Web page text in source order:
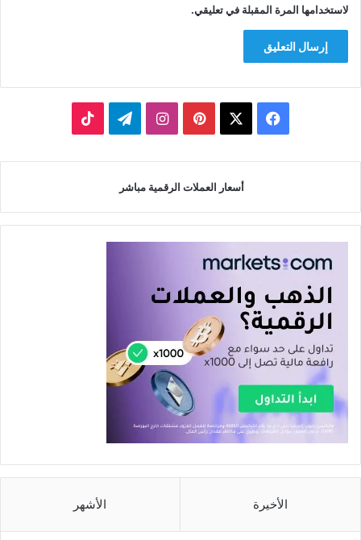
لاستخدامها المرة المقبلة في تعليقي.
فيسبوك بينتيريستانستقرامتيلقرام
أسعار العملات الرقمية مباشر
الأخيرة الأشهر